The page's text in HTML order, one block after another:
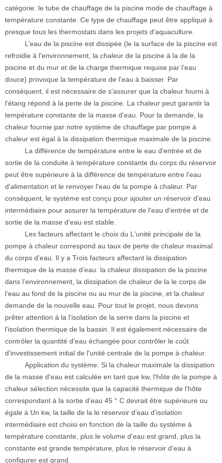
catégorie: le tube de chauffage de la piscine mode de chauffage à
température constante. Ce type de chauffage peut être appliqué à
presque tous les thermostats dans les projets d'aquaculture.
L’eau de la piscine est dissipée (le la surface de la piscine est
refroidie à l'environnement, la chaleur de la piscine à la de la
piscine et du mur et de la charge thermique requise par l’eau
douce) provoque la température de l'eau à baisser. Par
conséquent, il est nécessaire de s'assurer que la chaleur fourni à
l'étang répond à la perte de la piscine. La chaleur peut garantir la
température constante de la masse d'eau. Pour la demande, la
chaleur fournie par notre système de chauffage par pompe à
chaleur est égal à la dissipation thermique maximale de la piscine.
La différence de température entre le eau d'entrée et de
sortie de la conduite à température constante du corps du réservoir
peut être supérieure à la différence de température entre l'eau
d'alimentation et le renvoyer l'eau de la pompe à chaleur. Par
conséquent, le système est conçu pour ajouter un réservoir d'eau
intermédiaire pour assurer la température de l'eau d'entrée et de
sortie de la masse d'eau est stable.
Les facteurs affectant le choix du L'unité principale de la
pompe à chaleur correspond au taux de perte de chaleur maximal
du corps d'eau. Il y a Trois facteurs affectant la dissipation
thermique de la masse d’eau: la chaleur dissipation de la piscine
dans l’environnement, la dissipation de chaleur de la le corps de
l’eau au fond de la piscine ou au mur de la piscine, et la chaleur
demande de la nouvelle eau. Pour tout le projet, nous devons
prêter attention à la l'isolation de la serre dans la piscine et
l'isolation thermique de la bassin. Il est également nécessaire de
contrôler la quantité d'eau échangée pour contrôler le coût
d'investissement initial de l'unité centrale de la pompe à chaleur.
Application du système: Si la chaleur maximale la dissipation
de la masse d'eau est calculée en tant que kw, l'hôte de la pompe à
chaleur sélection nécessite que la capacité thermique de l'hôte
correspondant à la sortie d'eau 45 ° C devrait être supérieure ou
égale à Un kw, la taille de la le réservoir d’eau d’isolation
intermédiaire est choisi en fonction de la taille du système à
température constante, plus le volume d'eau est grand, plus la
constante est grande température, plus le réservoir d’eau à
configurer est grand.